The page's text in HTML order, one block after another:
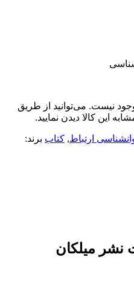
نیست. می‌توانید از طریق
این کالا دیدن نمایید.
ارتباط, کتاب برند:
میلکان